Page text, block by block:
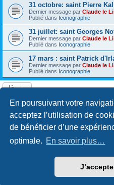
En poursuivant votre
acceptez l’utilisation de
de bénéficier d’une
optimale. En savoir plus…
J’accepte
31 octobre: saint Pierre
Dernier message par Claude le
Publié dans Iconographie
31 juillet: saint Georges
Dernier message par Claude le
Publié dans Iconographie
17 mars : saint Patrick
Dernier message par Claude le
Publié dans Iconographie
Page1sur20
3
phpBB®